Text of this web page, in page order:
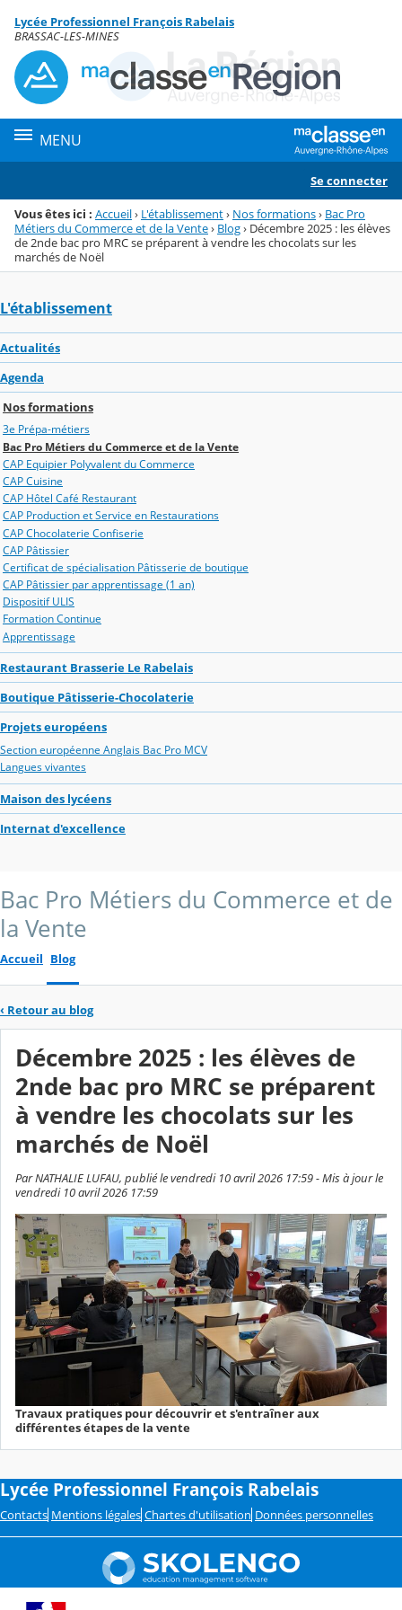
Menu de la rubrique
Contenu
Lycée Professionnel François Rabelais
BRASSAC-LES-MINES
MENU
Se connecter
Vous êtes ici : Accueil› L'établissement› Nos formations› Bac Pro
Métiers du Commerce et de la Vente› Blog› Décembre 2025 : les élèves
de 2nde bac pro MRC se préparent à vendre les chocolats sur les
marchés de Noël
L'établissement
Actualités
Agenda
Nos formations
3e Prépa-métiers
Bac Pro Métiers du Commerce et de la Vente
CAP Equipier Polyvalent du Commerce
CAP Cuisine
CAP Hôtel Café Restaurant
CAP Production et Service en Restaurations
CAP Chocolaterie Confiserie
CAP Pâtissier
Certificat de spécialisation Pâtisserie de boutique
CAP Pâtissier par apprentissage (1 an)
Dispositif ULIS
Formation Continue
Apprentissage
Restaurant Brasserie Le Rabelais
Boutique Pâtisserie-Chocolaterie
Projets européens
Section européenne Anglais Bac Pro MCV
Langues vivantes
Maison des lycéens
Internat d'excellence
Bac Pro Métiers du Commerce et de
la Vente
Accueil Blog
‹ Retour au blog
Décembre 2025 : les élèves de
2nde bac pro MRC se préparent
à vendre les chocolats sur les
marchés de Noël
Par NATHALIE LUFAU, publié le vendredi 10 avril 2026 17:59 - Mis à jour le
vendredi 10 avril 2026 17:59
Travaux pratiques pour découvrir et s'entraîner aux
différentes étapes de la vente
Lycée Professionnel François Rabelais
Contacts Mentions légales Chartes d'utilisation Données personnelles